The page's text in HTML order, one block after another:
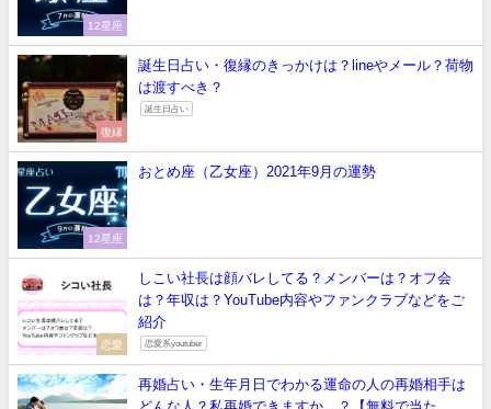
12星座
復縁
誕生日占い・復縁のきっかけは？lineやメール？荷物
は渡すべき？
誕生日占い
12星座
おとめ座（乙女座）2021年9月の運勢
恋愛
しこい社長は顔バレしてる？メンバーは？オフ会
は？年収は？YouTube内容やファンクラブなどをご
紹介
恋愛系youtuber
再婚占い・生年月日でわかる運命の人の再婚相手は
どんな人？私再婚できますか…？【無料で当た